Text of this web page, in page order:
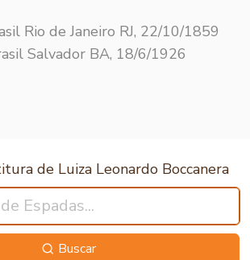
Rio de Janeiro RJ, 22/10/1859
Salvador BA, 18/6/1926
de Luiza Leonardo Boccanera
Buscar